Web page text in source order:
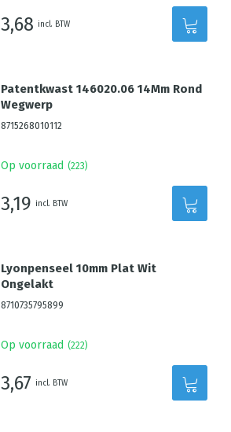
3,68 incl. BTW
Patentkwast 146020.06 14Mm Rond
Wegwerp
8715268010112
Op voorraad (223)
3,19 incl. BTW
Lyonpenseel 10mm Plat Wit
Ongelakt
8710735795899
Op voorraad (222)
3,67 incl. BTW